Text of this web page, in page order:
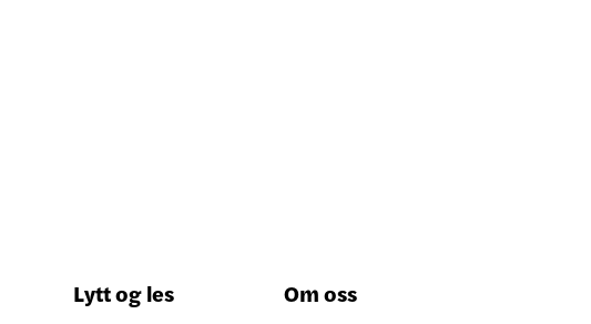
Lytt og les Om oss